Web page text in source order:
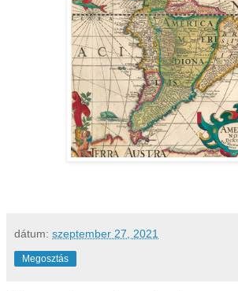
dátum: szeptember 27, 2021
Megosztás